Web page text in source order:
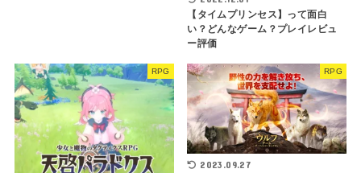
【タイムプリンセス】って面白
い？どんなゲーム？プレイレビュ
ー評価
RPG RPG
2023.09.27